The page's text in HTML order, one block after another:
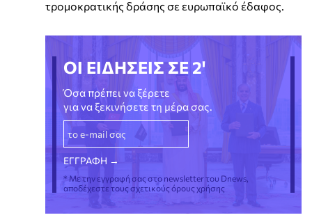
τρομοκρατικής δράσης σε ευρωπαϊκό έδαφος.
ΟΙ ΕΙΔΗΣΕΙΣ ΣΕ 2'
Όσα πρέπει να ξέρετε
για να ξεκινήσετε τη μέρα σας.
* Με την εγγραφή σας στο newsletter του Dnews,
αποδέχεστε τους σχετικούς όρους χρήσης